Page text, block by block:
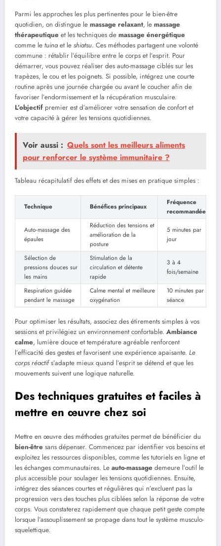
Parmi les approches les plus pertinentes pour le bien-être
quotidien, on distingue le massage relaxant, le massage
thérapeutique et les techniques de massage énergétique
comme le tuinaet le shiatsu. Ces méthodes partagent une volonté
commune : rétablir l’équilibre entre le corps et l’esprit. Pour
démarrer, vous pouvez réaliser des auto-massage ciblés sur les
trapèzes, le cou et les poignets. Si possible, intégrez une courte
routine après une journée chargée ou avant le coucher afin de
favoriser l’endormissement et la récupération musculaire.
L’objectif premier est d’améliorer votre sensation de confort et
votre capacité à gérer les tensions quotidiennes.
Voir aussi : Quels sont les meilleurs aliments
pour renforcer le système immunitaire ?
Tableau récapitulatif des effets et des mises en pratique simples :
Technique Bénéfices principaux
Fréquence
recommandée
Auto-massage des
épaules
Réduction des tensions et
amélioration de la
posture
5 minutes par
jour
Sélection de
pressions douces sur
les mains
Stimulation de la
circulation et détente
rapide
3 à 4
fois/semaine
Respiration guidée
pendant le massage
Calme mental et meilleure
oxygénation
10 minutes par
séance
Pour optimiser les résultats, associez des étirements simples à vos
sessions et privilégiez un environnement confortable. Ambiance
calme, lumière douce et température agréable renforcent
l’efficacité des gestes et favorisent une expérience apaisante. Le
corps réactifs’adapte mieux quand l’esprit se détend et que les
mouvements suivent une logique naturelle.
Des techniques gratuites et faciles à
mettre en œuvre chez soi
Mettre en œuvre des méthodes gratuites permet de bénéficier du
bien-être sans dépenser. Commencez par identifier vos besoins et
exploitez les ressources disponibles, comme les tutoriels en ligne et
les échanges communautaires. Le auto-massage demeure l’outil le
plus accessible pour soulager les tensions quotidiennes. Ensuite,
intégrez des séances courtes et régulières qui n’excluent pas la
progression vers des touches plus ciblées selon la réponse de votre
corps. Vous constaterez rapidement que chaque petit geste compte
lorsque l’assouplissement se propage dans tout le système musculo-
squelettique.